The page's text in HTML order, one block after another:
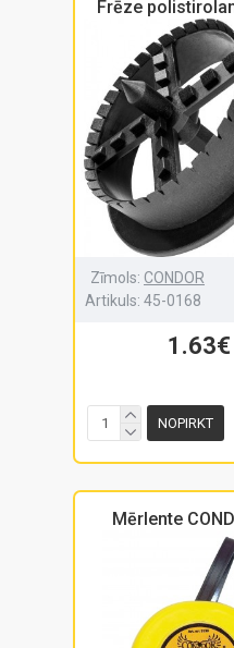
Frēze
Zīmols: CONDOR
Artikuls: 45-0168
1.63€
NOPIRKT
Mērlente